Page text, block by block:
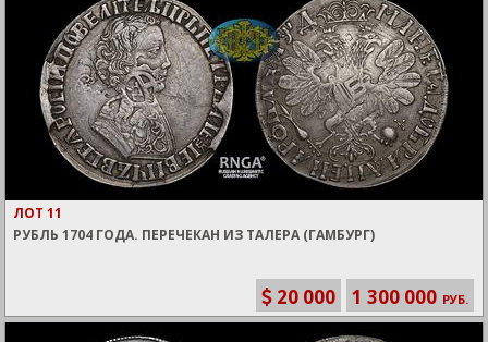
ЛОТ 11
РУБЛЬ 1704 ГОДА. ПЕРЕЧЕКАН ИЗ ТАЛЕРА (ГАМБУРГ)
20 000 1 300 000 РУБ.